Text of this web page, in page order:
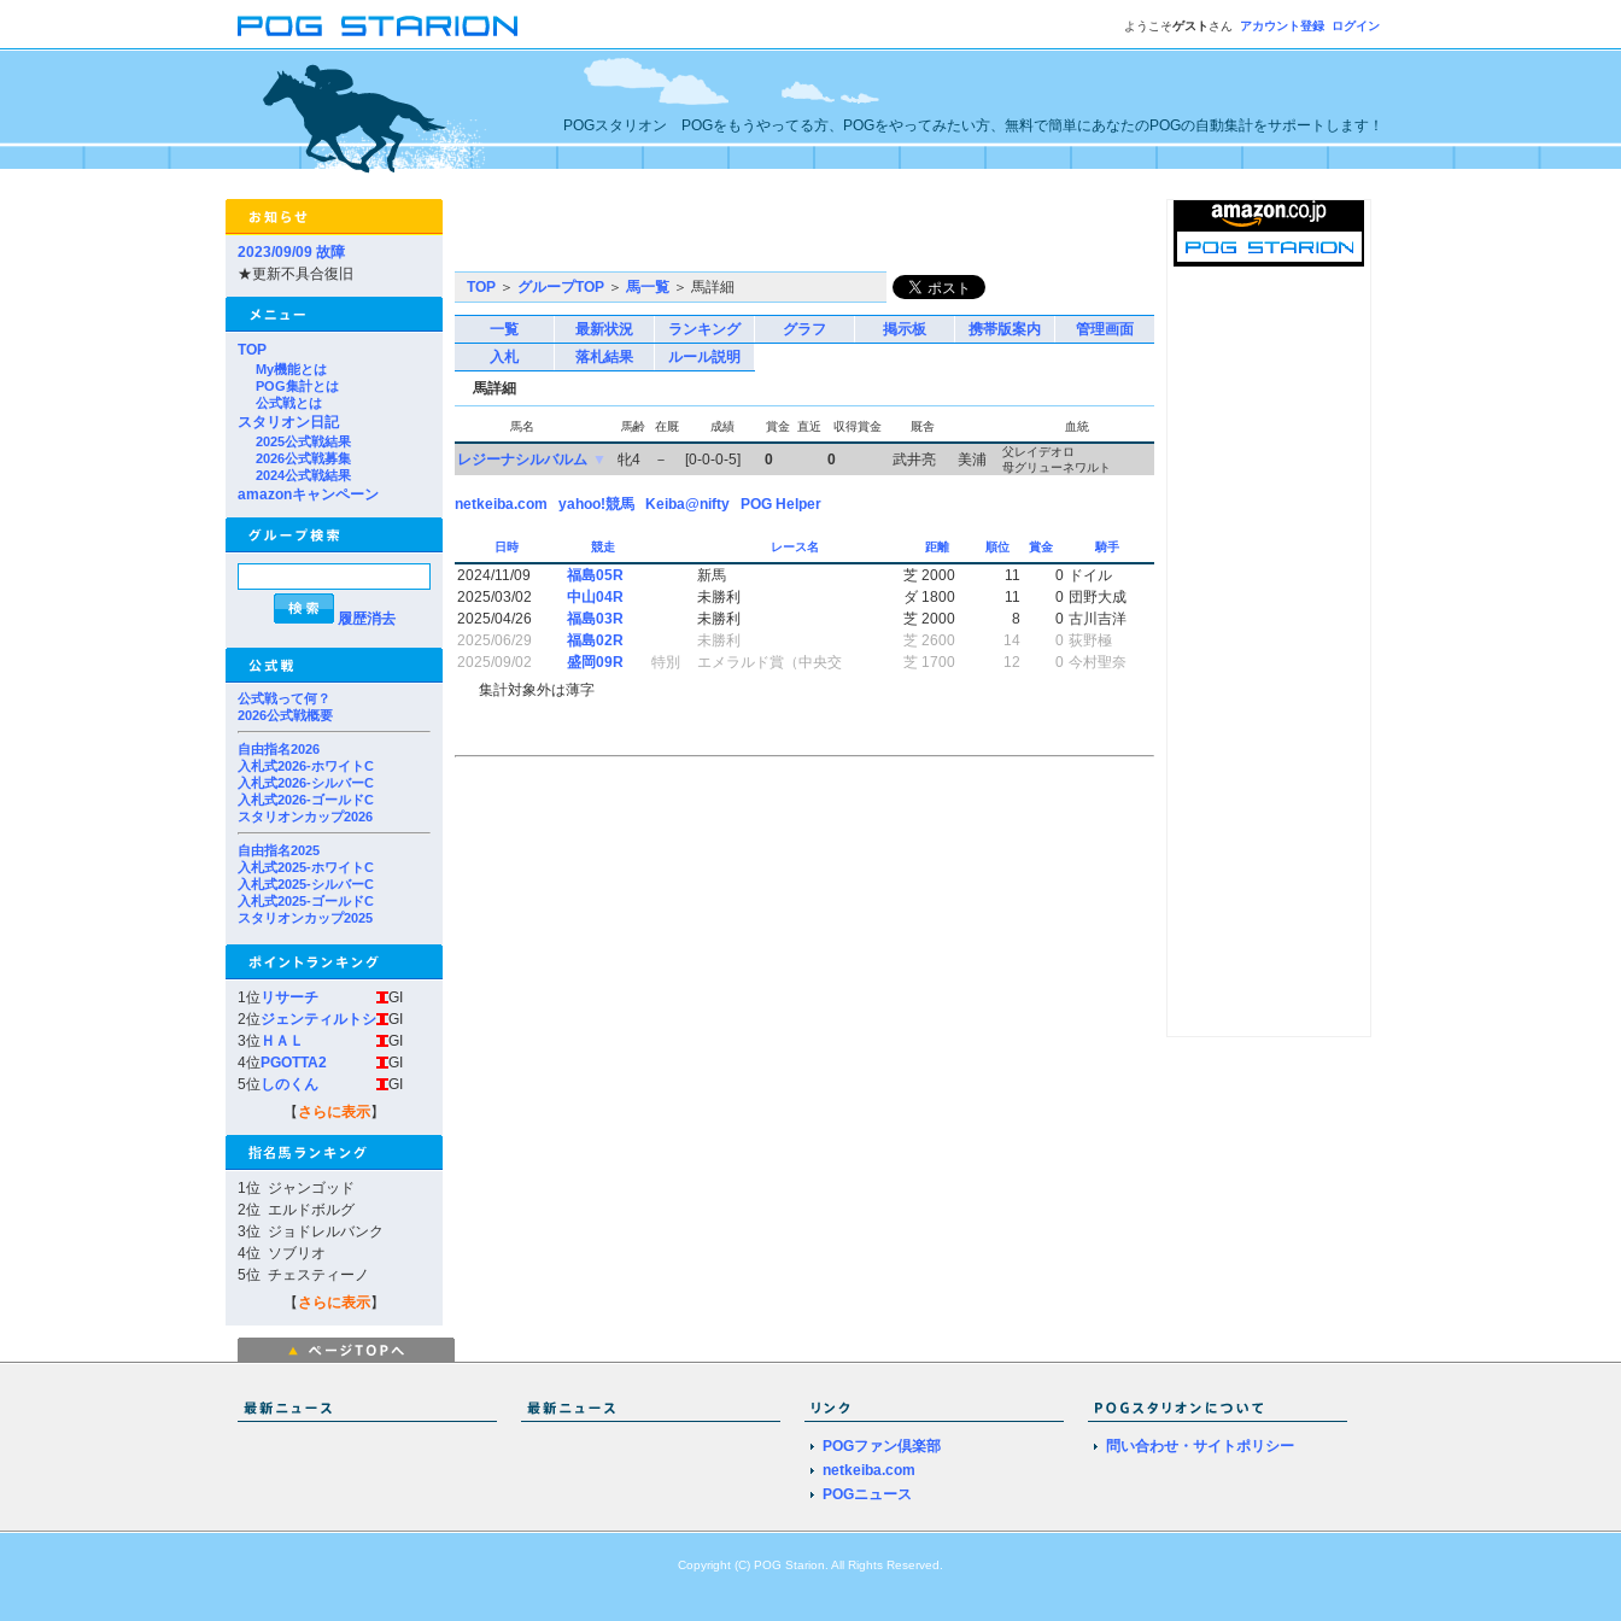
ようこそゲスト さん アカウント登録 ログイン
POGスタリオン POGをもうやってる方、POGをやってみたい方、無料で簡単にあなたのPOGの自動集計をサポートします！
2023/09/09 故障
★更新不具合復旧
TOP
My機能とは
POG集計とは
公式戦とは
スタリオン日記
2025公式戦結果
2026公式戦募集
2024公式戦結果
amazonキャンペーン
履歴消去
公式戦って何？
2026公式戦概要
自由指名2026
入札式2026-ホワイトC
入札式2026-シルバーC
入札式2026-ゴールドC
スタリオンカップ2026
自由指名2025
入札式2025-ホワイトC
入札式2025-シルバーC
入札式2025-ゴールドC
スタリオンカップ2025
1位 リサーチ
GI
2位ジェンティルトシ
GI
3位 ＨＡＬ
GI
4位 PGOTTA2
GI
5位 しのくん
GI
【 さらに表示】
1位 ジャンゴッド
2位 エルドボルグ
3位 ジョドレルバンク
4位 ソブリオ
5位 チェスティーノ
【 さらに表示】
TOP ＞ グループTOP ＞ 馬一覧 ＞ 馬詳細
一覧 最新状況 ランキング グラフ 掲示板 携帯版案内
管理画面
入札
落札結果
ルール説明
馬詳細
馬名 馬齢 在厩 成績 賞金 直近 収得賞金 厩舎 血統
レジーナシルバルム ▼ 牝4 － [0-0-0-5] 0 0 武井亮 美浦
父レイデオロ
母グリューネワルト
netkeiba.com yahoo!競馬 Keiba@nifty POG Helper
日時 競走 レース名 距離 順位 賞金 騎手
2024/11/09 福島05R 新馬 芝 2000 11 0 ドイル
2025/03/02
中山04R 未勝利 ダ 1800 11 0 団野大成
2025/04/26
福島03R 未勝利 芝 2000 8 0 古川吉洋
2025/06/29
福島02R 未勝利 芝 2600 14 0 荻野極
2025/09/02
盛岡09R 特別 エメラルド賞（中央交 芝 1700 12 0 今村聖奈
集計対象外は薄字
POGファン倶楽部
netkeiba.com
POGニュース
問い合わせ・サイトポリシー
Copyright (C) POG Starion. All Rights Reserved.